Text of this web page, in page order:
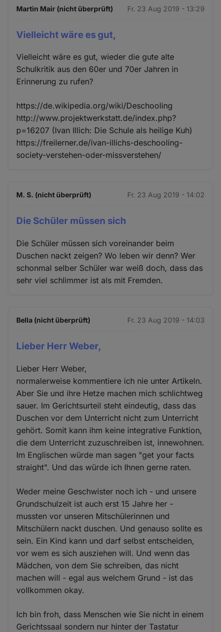
Martin Mair (nicht überprüft) Fr. 23 Aug 2019 - 13:29
Vielleicht wäre es gut,
Vielleicht wäre es gut, wieder die gute alte
Schulkritik aus den 60er und 70er Jahren in
Erinnerung zu rufen?
https://de.wikipedia.org/wiki/Deschooling
http://www.projektwerkstatt.de/index.php?
p=16207 (Ivan Illich: Die Schule als heilige Kuh)
https://freilerner.de/ivan-illichs-deschooling-
society-verstehen-oder-missverstehen/
M. S. (nicht überprüft) Fr. 23 Aug 2019 - 14:02
Die Schüler müssen sich
Die Schüler müssen sich voreinander beim
Duschen nackt zeigen? Wo leben wir denn? Wer
schonmal selber Schüler war weiß doch, dass das
sehr viel schlimmer ist als mit Fremden.
Bella (nicht überprüft) Fr. 23 Aug 2019 - 14:03
Lieber Herr Weber,
Lieber Herr Weber,
normalerweise kommentiere ich nie unter Artikeln.
Aber Sie und ihre Hetze machen mich schlichtweg
sauer. Im Gerichtsurteil steht eindeutig, dass das
Duschen vor dem Unterricht nicht zum Unterricht
gehört. Somit kann ihm keine integrative Funktion,
die dem Unterricht zuzuschreiben ist, innewohnen.
Im Englischen würde man sagen "get your facts
straight". Und das würde ich Ihnen gerne raten.
Weder meine Geschwister noch ich - und unsere
Grundschulzeit ist auch erst 15 Jahre her -
mussten vor unseren Mitschülerinnen und
Mitschülern nackt duschen. Und genauso sollte es
sein. Ein Kind kann und darf selbst entscheiden,
vor wem es sich ausziehen will. Und wenn das
Mädchen, von dem Sie schreiben, das nicht
machen will - egal aus welchem Grund - ist das
vollkommen okay.
Ich bin froh, dass Menschen wie Sie nicht in einem
Gerichtssaal sondern nur hinter der Tastatur